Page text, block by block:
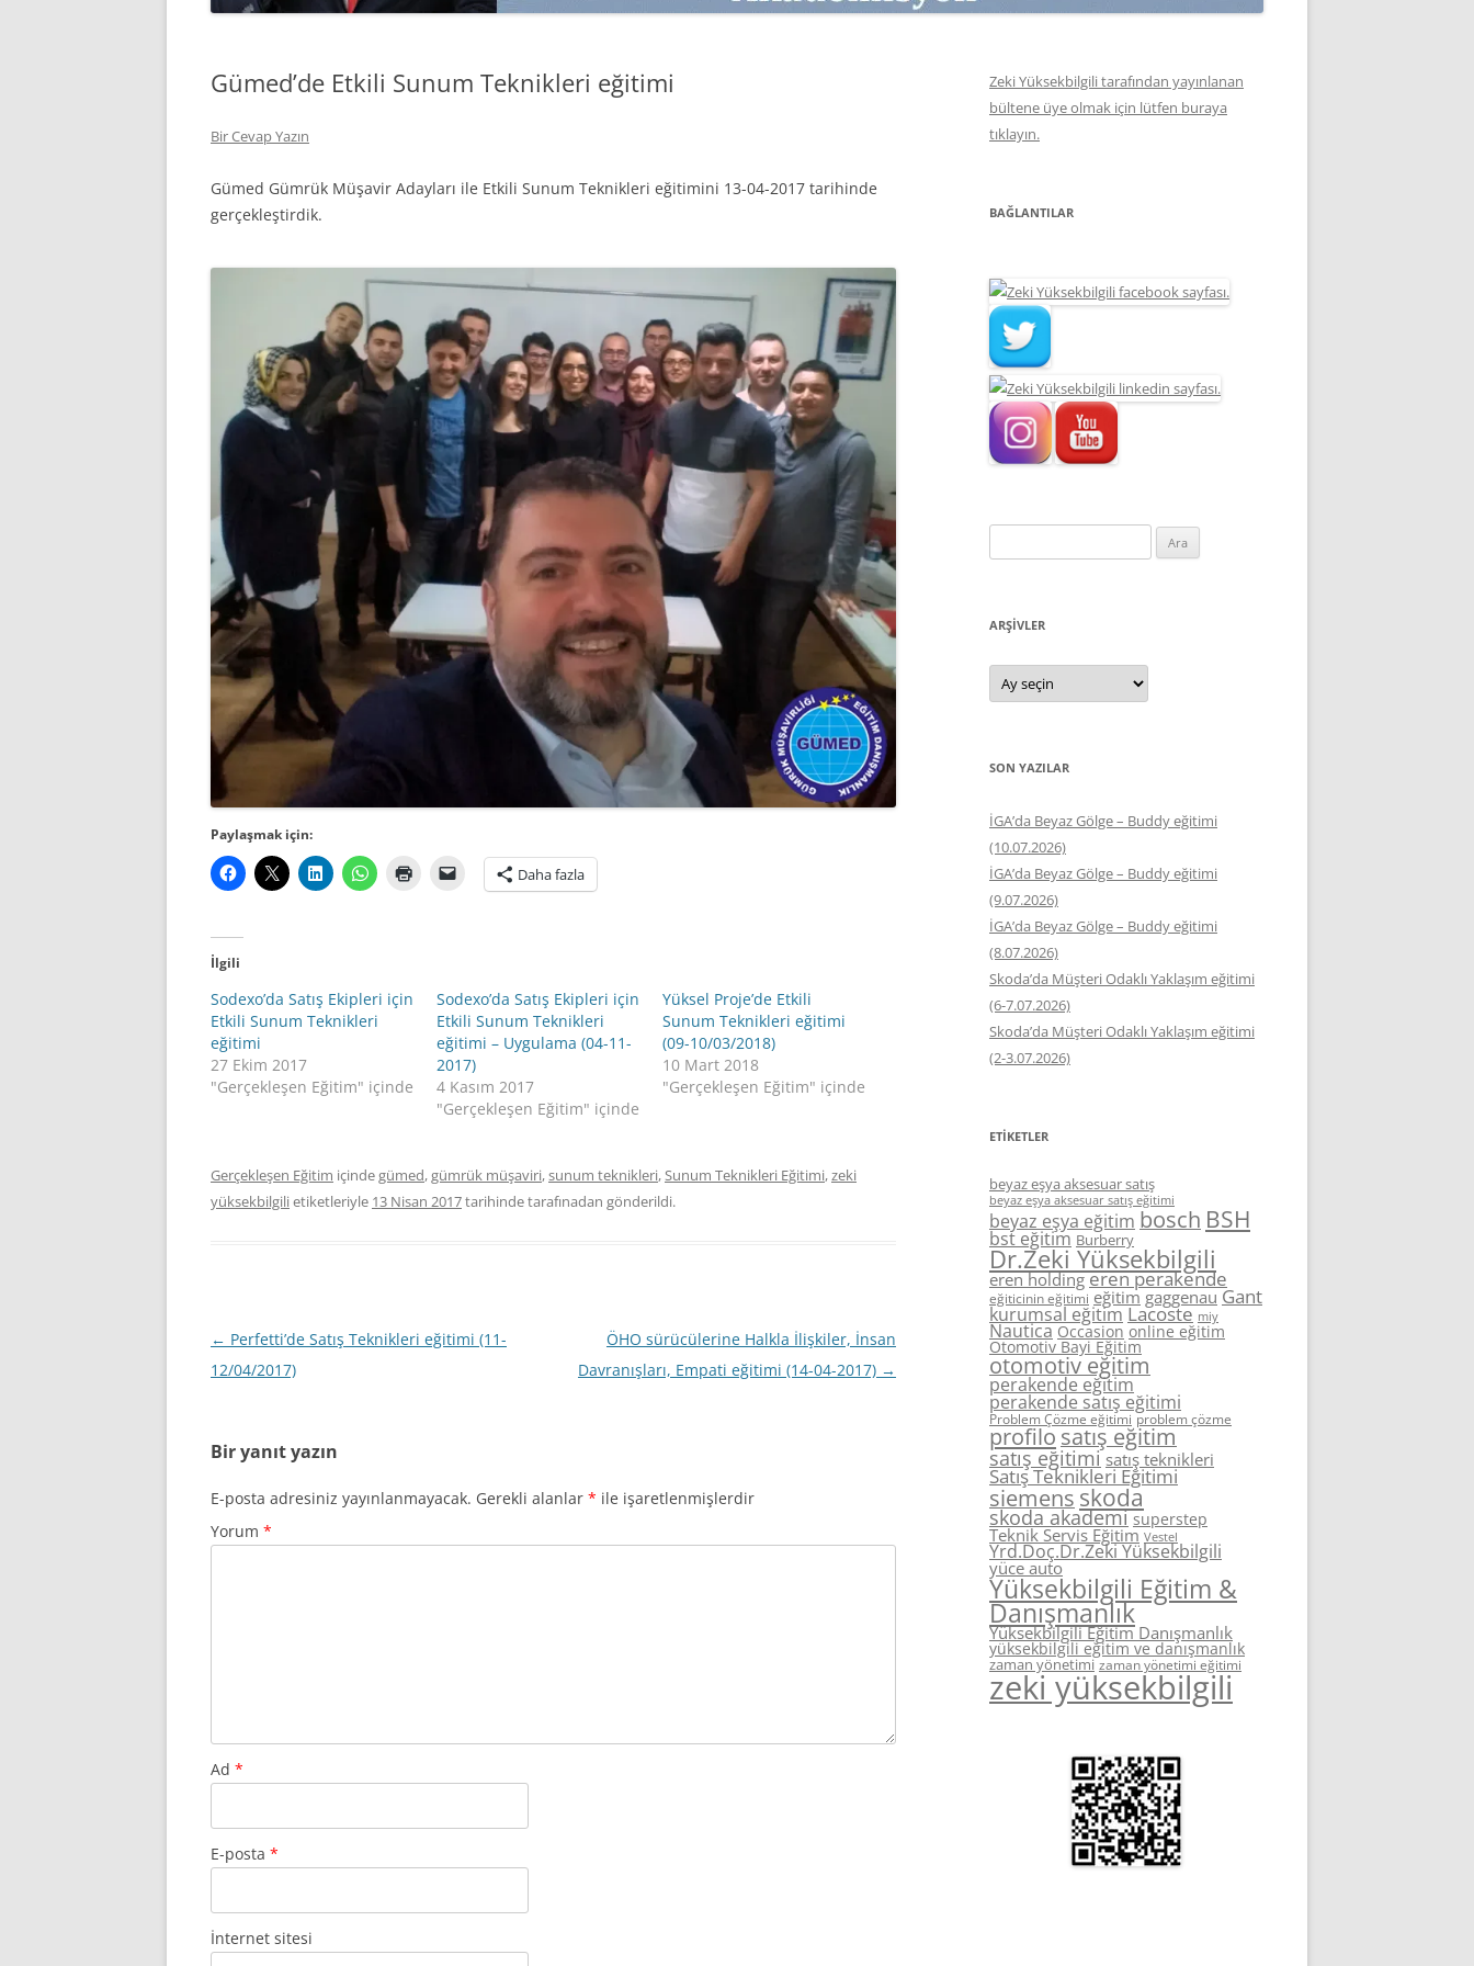
HIZLI MODA TÜKETICILERININ
PAZARLAMADA YENI USTALIK
PAZARLAMA TEMELLERI
PAZARLAMA MUCIZE DEĞILDIR
PAZARLAMA CANAVARI
SATMAK
Gümed’de Etkili Sunum Teknikleri eğitimi
Bir Cevap Yazın
Gümed Gümrük Müşavir Adayları ile Etkili Sunum Teknikleri eğitimini 13-04-2017 tarihinde
gerçekleştirdik.
Paylaşmak için:
Daha fazla
İlgili
Sodexo’da Satış Ekipleri için
Etkili Sunum Teknikleri
eğitimi
27 Ekim 2017
"Gerçekleşen Eğitim" içinde
Sodexo’da Satış Ekipleri için
Etkili Sunum Teknikleri
eğitimi – Uygulama (04-11-
2017)
4 Kasım 2017
"Gerçekleşen Eğitim" içinde
Yüksel Proje’de Etkili
Sunum Teknikleri eğitimi
(09-10/03/2018)
10 Mart 2018
"Gerçekleşen Eğitim" içinde
Gerçekleşen Eğitim içindegümed,gümrük müşaviri,sunum teknikleri, Sunum Teknikleri Eğitimi,zeki
yüksekbilgilietiketleriyle 13 Nisan 2017tarihindetarafınadan gönderildi.
Yazı
dolaşımı
← Perfetti’de Satış Teknikleri eğitimi (11-
12/04/2017)
ÖHO sürücülerine Halkla İlişkiler, İnsan
Davranışları, Empati eğitimi (14-04-2017) →
Bir yanıt yazın
E-posta adresiniz yayınlanmayacak. Gerekli alanlar * ile işaretlenmişlerdir
Yorum *
Ad *
E-posta *
İnternet sitesi
Zeki Yüksekbilgili tarafından yayınlanan
bültene üye olmak için lütfen buraya
tıklayın.
BAĞLANTILAR
ARŞIVLER
Arşivler
SON YAZILAR
İGA’da Beyaz Gölge – Buddy eğitimi
(10.07.2026)
İGA’da Beyaz Gölge – Buddy eğitimi
(9.07.2026)
İGA’da Beyaz Gölge – Buddy eğitimi
(8.07.2026)
Skoda’da Müşteri Odaklı Yaklaşım eğitimi
(6-7.07.2026)
Skoda’da Müşteri Odaklı Yaklaşım eğitimi
(2-3.07.2026)
ETIKETLER
beyaz eşya aksesuar satış
beyaz eşya aksesuar satış eğitimi
beyaz eşya eğitim bosch BSH
bst eğitim Burberry
Dr.Zeki Yüksekbilgili
eren holding eren perakende
eğiticinin eğitimi eğitim gaggenau Gant
kurumsal eğitim Lacoste miy
Nautica Occasion online eğitim
Otomotiv Bayi Eğitim
otomotiv eğitim
perakende eğitim
perakende satış eğitimi
Problem Çözme eğitimi problem çözme
profilo satış eğitim
satış eğitimi satış teknikleri
Satış Teknikleri Eğitimi
siemens skoda
skoda akademi superstep
Teknik Servis Eğitim Vestel
Yrd.Doç.Dr.Zeki Yüksekbilgili
yüce auto
Yüksekbilgili Eğitim &
Danışmanlık
Yüksekbilgili Eğitim Danışmanlık
yüksekbilgili eğitim ve danışmanlık
zaman yönetimi zaman yönetimi eğitimi
zeki yüksekbilgili